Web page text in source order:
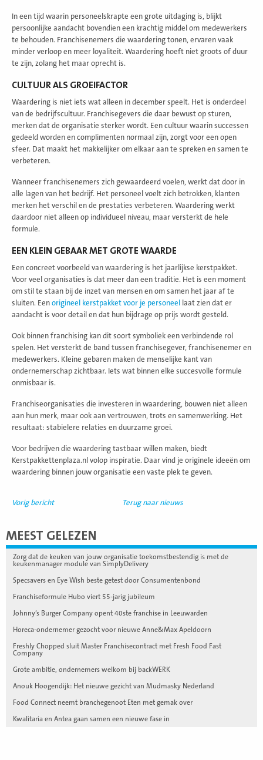
In een tijd waarin personeelskrapte een grote uitdaging is, blijkt
persoonlijke aandacht bovendien een krachtig middel om medewerkers
te behouden. Franchisenemers die waardering tonen, ervaren vaak
minder verloop en meer loyaliteit. Waardering hoeft niet groots of duur
te zijn, zolang het maar oprecht is.
CULTUUR ALS GROEIFACTOR
Waardering is niet iets wat alleen in december speelt. Het is onderdeel
van de bedrijfscultuur. Franchisegevers die daar bewust op sturen,
merken dat de organisatie sterker wordt. Een cultuur waarin successen
gedeeld worden en complimenten normaal zijn, zorgt voor een open
sfeer. Dat maakt het makkelijker om elkaar aan te spreken en samen te
verbeteren.
Wanneer franchisenemers zich gewaardeerd voelen, werkt dat door in
alle lagen van het bedrijf. Het personeel voelt zich betrokken, klanten
merken het verschil en de prestaties verbeteren. Waardering werkt
daardoor niet alleen op individueel niveau, maar versterkt de hele
formule.
EEN KLEIN GEBAAR MET GROTE WAARDE
Een concreet voorbeeld van waardering is het jaarlijkse kerstpakket.
Voor veel organisaties is dat meer dan een traditie. Het is een moment
om stil te staan bij de inzet van mensen en om samen het jaar af te
sluiten. Een origineel kerstpakket voor je personeel
laat zien dat er
aandacht is voor detail en dat hun bijdrage op prijs wordt gesteld.
Ook binnen franchising kan dit soort symboliek een verbindende rol
spelen. Het versterkt de band tussen franchisegever, franchisenemer en
medewerkers. Kleine gebaren maken de menselijke kant van
ondernemerschap zichtbaar. Iets wat binnen elke succesvolle formule
onmisbaar is.
Franchiseorganisaties die investeren in waardering, bouwen niet alleen
aan hun merk, maar ook aan vertrouwen, trots en samenwerking. Het
resultaat: stabielere relaties en duurzame groei.
Voor bedrijven die waardering tastbaar willen maken, biedt
Kerstpakkettenplaza.nl volop inspiratie. Daar vind je originele ideeën om
waardering binnen jouw organisatie een vaste plek te geven.
Vorig bericht Terug naar nieuws
MEEST GELEZEN
Zorg dat de keuken van jouw organisatie toekomstbestendig is met de
keukenmanager module van SimplyDelivery
Specsavers en Eye Wish beste getest door Consumentenbond
Franchiseformule Hubo viert 55-jarig jubileum
Johnny’s Burger Company opent 40ste franchise in Leeuwarden
Horeca-ondernemer gezocht voor nieuwe Anne&Max Apeldoorn
Freshly Chopped sluit Master Franchisecontract met Fresh Food Fast
Company
Grote ambitie, ondernemers welkom bij backWERK
Anouk Hoogendijk: Het nieuwe gezicht van Mudmasky Nederland
Food Connect neemt branchegenoot Eten met gemak over
Kwalitaria en Antea gaan samen een nieuwe fase in